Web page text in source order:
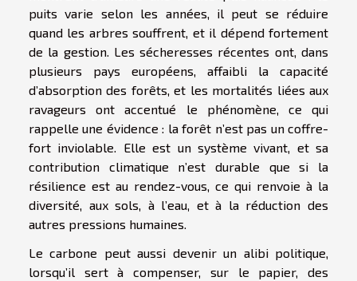
puits varie selon les années, il peut se réduire
quand les arbres souffrent, et il dépend fortement
de la gestion. Les sécheresses récentes ont, dans
plusieurs pays européens, affaibli la capacité
d’absorption des forêts, et les mortalités liées aux
ravageurs ont accentué le phénomène, ce qui
rappelle une évidence : la forêt n’est pas un coffre-
fort inviolable. Elle est un système vivant, et sa
contribution climatique n’est durable que si la
résilience est au rendez-vous, ce qui renvoie à la
diversité, aux sols, à l’eau, et à la réduction des
autres pressions humaines.
Le carbone peut aussi devenir un alibi politique,
lorsqu’il sert à compenser, sur le papier, des